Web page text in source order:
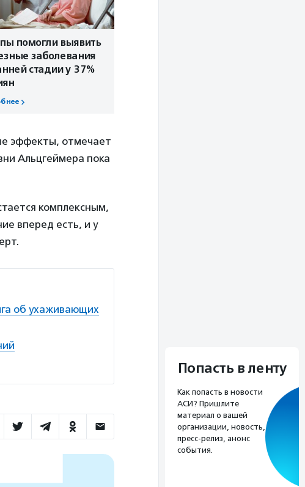
помогли выявить
заболевания
стадии у 37%
эффекты, отмечает
Альцгеймера пока
комплексным,
вперед есть, и у
об ухаживающих
Попасть в ленту
Как попасть в новости
АСИ? Пришлите
материал о вашей
организации, новость,
пресс-релиз, анонс
события.